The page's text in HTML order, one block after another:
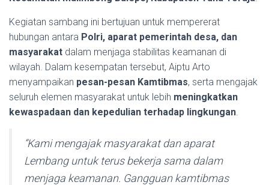
Kegiatan sambang ini bertujuan untuk mempererat
hubungan antara Polri, aparat pemerintah desa, dan
masyarakat dalam menjaga stabilitas keamanan di
wilayah. Dalam kesempatan tersebut, Aiptu Arto
menyampaikan pesan-pesan Kamtibmas, serta mengajak
seluruh elemen masyarakat untuk lebih meningkatkan
kewaspadaan dan kepedulian terhadap lingkungan
“Kami mengajak masyarakat dan aparat
Lembang untuk terus bekerja sama dalam
menjaga keamanan. Gangguan kamtibmas